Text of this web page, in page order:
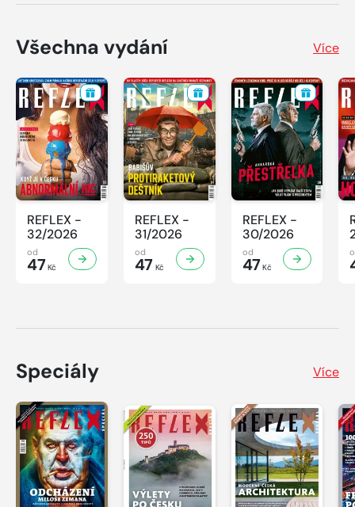
Všechna vydání Více
REFLEX -
32/2026
od
47 Kč
REFLEX -
31/2026
od
47 Kč
REFLEX -
30/2026
od
47Kč
Speciály Více